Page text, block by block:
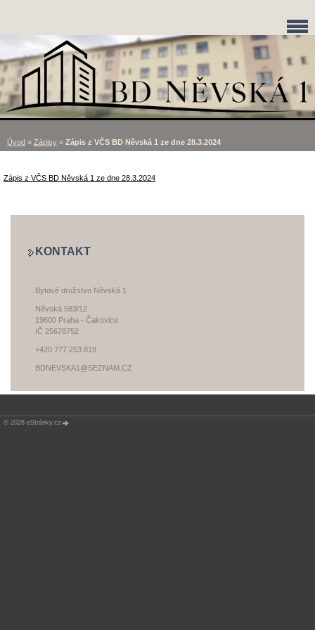
Úvod » Zápisy » Zápis z VČS BD Něvská 1 ze dne 28.3.2024
Zápis z VČS BD Něvská 1 ze dne 28.3.2024
KONTAKT
Bytové družstvo Něvská 1
Něvská 583/12
19600 Praha - Čakovice
IČ 25678752
+420 777 253 819
BDNEVSKA1@SEZNAM.CZ
© 2026 eStránky.cz